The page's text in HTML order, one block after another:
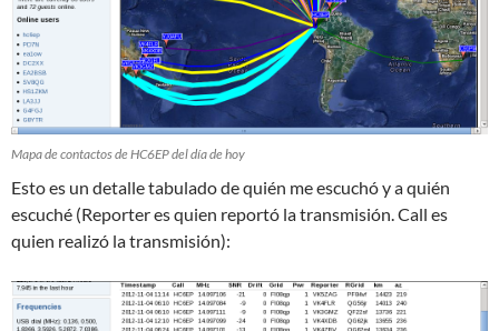
Mapa de contactos de HC6EP del día de hoy
Esto es un detalle tabulado de quién me escuchó y a quién
escuché (Reporter es quien reportó la transmisión. Call es
quien realizó la transmisión):